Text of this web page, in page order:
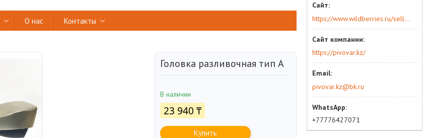
О нас Контакты
Головка разливочная тип А
В наличии
23 940 ₸
Купить
https://www.wildberries.ru/seller/250044277
https://pivovar.kz/
pivovar.kz@bk.ru
+77776427071